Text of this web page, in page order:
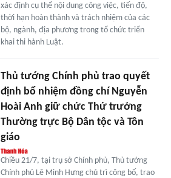
xác định cụ thể nội dung công việc, tiến độ,
thời hạn hoàn thành và trách nhiệm của các
bộ, ngành, địa phương trong tổ chức triển
khai thi hành Luật.
Thủ tướng Chính phủ trao quyết
định bổ nhiệm đồng chí Nguyễn
Hoài Anh giữ chức Thứ trưởng
Thường trực Bộ Dân tộc và Tôn
giáo
Chiều 21/7, tại trụ sở Chính phủ, Thủ tướng
Chính phủ Lê Minh Hưng chủ trì công bố, trao